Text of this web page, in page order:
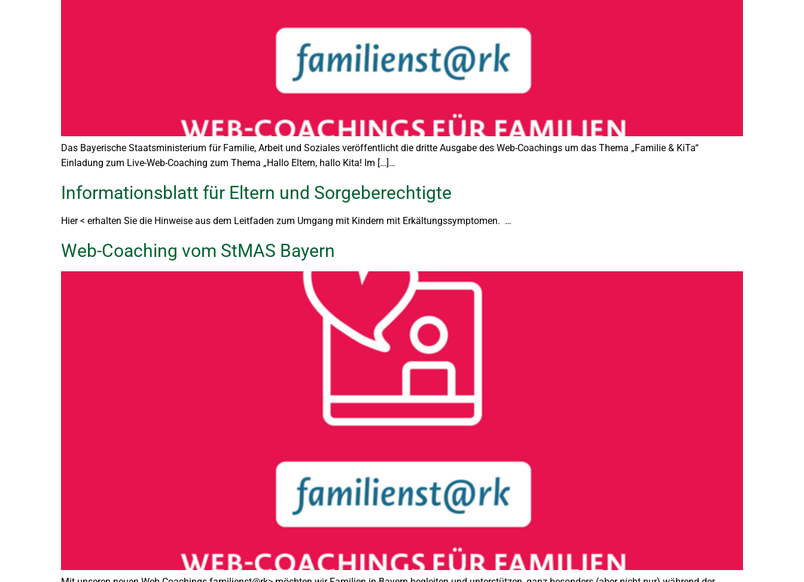
Das Bayerische Staatsministerium für Familie, Arbeit und Soziales veröffentlicht die dritte Ausgabe des Web-Coachings um das Thema „Familie & KiTa“
Einladung zum Live-Web-Coaching zum Thema „Hallo Eltern, hallo Kita! Im […]…
Informationsblatt für Eltern und Sorgeberechtigte
Hier < erhalten Sie die Hinweise aus dem Leitfaden zum Umgang mit Kindern mit Erkältungssymptomen. …
Web-Coaching vom StMAS Bayern